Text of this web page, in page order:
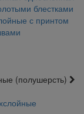
блестками
с принтом
(полушерсть)